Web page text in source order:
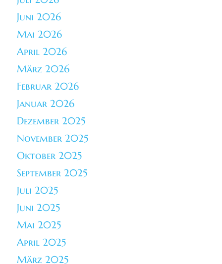
Juni 2026
Mai 2026
April 2026
März 2026
Februar 2026
Januar 2026
Dezember 2025
November 2025
Oktober 2025
September 2025
Juli 2025
Juni 2025
Mai 2025
April 2025
März 2025